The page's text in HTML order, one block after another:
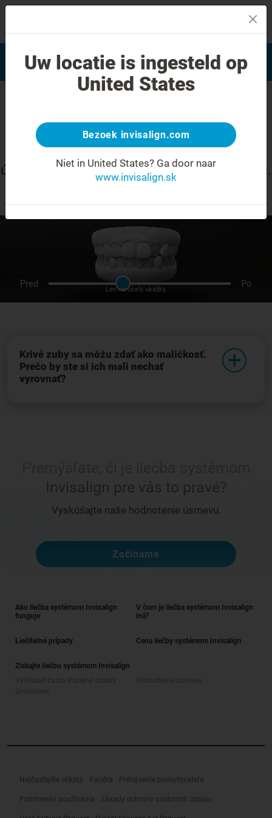
Hodnotenie úsmevu
Vyhľadať často kladené
otázky
Celkovo rovnejšie zuby
úsmevu pomocou liečby systémom Invisalign.
Pred Po
Len na účely ukážky.
Krivé zuby sa môžu zdať ako maličkosť.
Prečo by ste si ich mali nechať
vyrovnať?
Invisalign pre vás to pravé?
Vyskúšajte naše hodnotenie úsmevu.
Začíname
Ako liečba systémom Invisalign
funguje
V čom je liečba systémom Invisalign
iná?
Liečiteľné prípady Cena liečby systémom Invisalign
Získajte liečbu systémom Invisalign
Najčastejšie otázky Kariéra Prihlásenie poskytovateľa
Podmienky používania Zásady ochrany osobných údajov
Uw locatie is ingesteld op
United States
Bezoek invisalign.com
Niet in United States? Ga door naar
www.invisalign.sk